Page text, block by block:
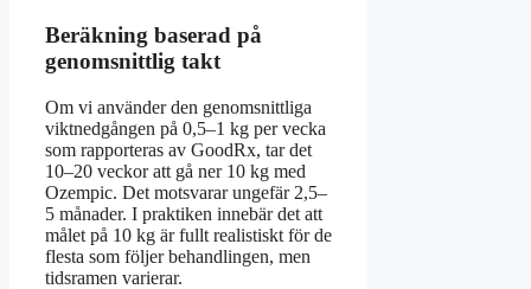
Beräkning baserad på
genomsnittlig takt
Om vi använder den genomsnittliga
viktnedgången på 0,5–1 kg per vecka
som rapporteras av GoodRx, tar det
10–20 veckor att gå ner 10 kg med
Ozempic. Det motsvarar ungefär 2,5–
5 månader. I praktiken innebär det att
målet på 10 kg är fullt realistiskt för de
flesta som följer behandlingen, men
tidsramen varierar.